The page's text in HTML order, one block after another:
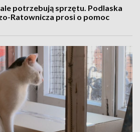
potrzebują sprzętu. Podlaska
Ratownicza prosi o pomoc